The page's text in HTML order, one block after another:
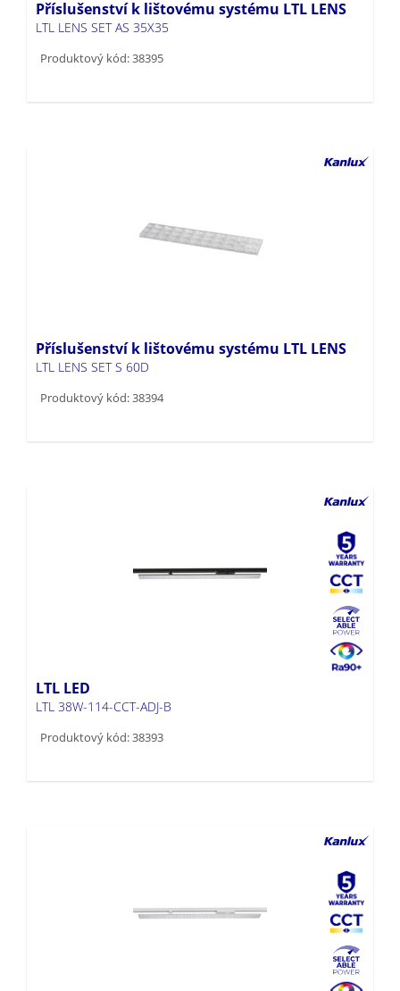
Příslušenství k lištovému systému LTL LENS
LTL LENS SET AS 35X35
Produktový kód: 38395
Příslušenství k lištovému systému LTL LENS
LTL LENS SET S 60D
Produktový kód: 38394
LTL LED
LTL 38W-114-CCT-ADJ-B
Produktový kód: 38393